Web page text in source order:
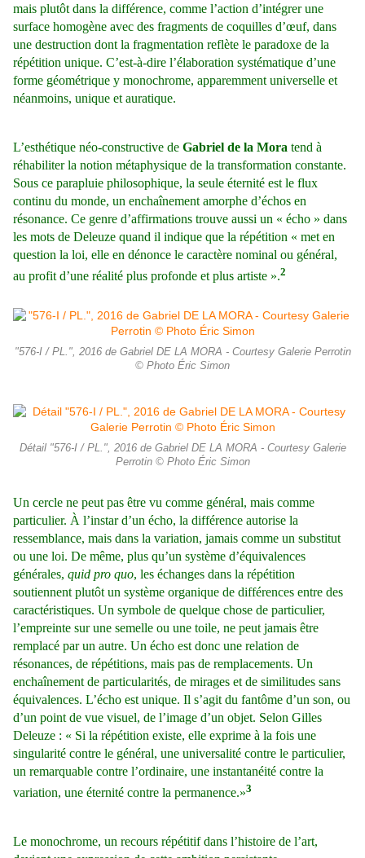
mais plutôt dans la différence, comme l’action d’intégrer une
surface homogène avec des fragments de coquilles d’œuf, dans
une destruction dont la fragmentation reflète le paradoxe de la
répétition unique. C’est-à-dire l’élaboration systématique d’une
forme géométrique y monochrome, apparemment universelle et
néanmoins, unique et auratique.
L’esthétique néo-constructive de Gabriel de la Mora tend à
réhabiliter la notion métaphysique de la transformation constante.
Sous ce parapluie philosophique, la seule éternité est le flux
continu du monde, un enchaînement amorphe d’échos en
résonance. Ce genre d’affirmations trouve aussi un « écho » dans
les mots de Deleuze quand il indique que la répétition « met en
question la loi, elle en dénonce le caractère nominal ou général,
au profit d’une réalité plus profonde et plus artiste ».2
"576-I / PL.", 2016 de Gabriel DE LA MORA - Courtesy Galerie Perrotin
© Photo Éric Simon
Détail "576-I / PL.", 2016 de Gabriel DE LA MORA - Courtesy Galerie
Perrotin © Photo Éric Simon
Un cercle ne peut pas être vu comme général, mais comme
particulier. À l’instar d’un écho, la différence autorise la
ressemblance, mais dans la variation, jamais comme un substitut
ou une loi. De même, plus qu’un système d’équivalences
générales, quid pro quo, les échanges dans la répétition
soutiennent plutôt un système organique de différences entre des
caractéristiques. Un symbole de quelque chose de particulier,
l’empreinte sur une semelle ou une toile, ne peut jamais être
remplacé par un autre. Un écho est donc une relation de
résonances, de répétitions, mais pas de remplacements. Un
enchaînement de particularités, de mirages et de similitudes sans
équivalences. L’écho est unique. Il s’agit du fantôme d’un son, ou
d’un point de vue visuel, de l’image d’un objet. Selon Gilles
Deleuze : « Si la répétition existe, elle exprime à la fois une
singularité contre le général, une universalité contre le particulier,
un remarquable contre l’ordinaire, une instantanéité contre la
variation, une éternité contre la permanence.»3
Le monochrome, un recours répétitif dans l’histoire de l’art,